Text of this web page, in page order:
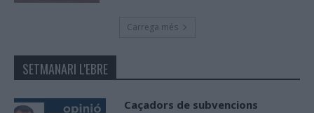
Carrega més
SETMANARI L'EBRE
Caçadors de subvencions